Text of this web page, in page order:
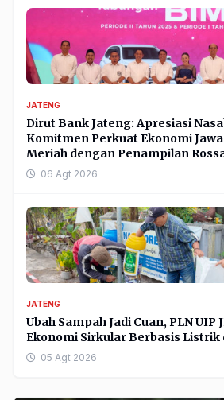
JATENG
Dirut Bank Jateng: Apresiasi
Komitmen Perkuat Ekonomi
Meriah dengan Penampilan
06 Agt 2026
JATENG
Ubah Sampah Jadi Cuan, PLN UIP
Ekonomi Sirkular Berbasis Listrik
05 Agt 2026